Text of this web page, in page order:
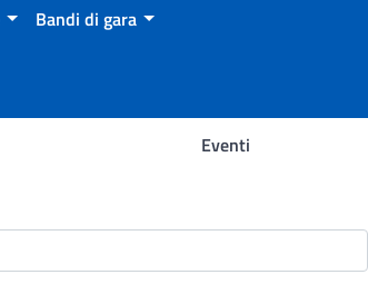
Bandi di gara
Eventi